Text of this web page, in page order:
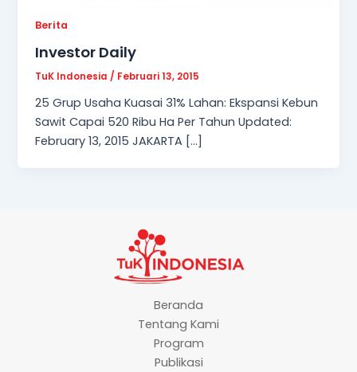
Berita
Investor Daily
TuK Indonesia/ Februari 13, 2015
25 Grup Usaha Kuasai 31% Lahan: Ekspansi Kebun
Sawit Capai 520 Ribu Ha Per Tahun Updated:
February 13, 2015 JAKARTA […]
Beranda
Tentang Kami
Program
Publikasi